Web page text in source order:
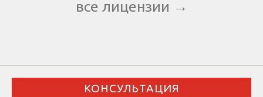
все лицензии →
КОНСУЛЬТАЦИЯ